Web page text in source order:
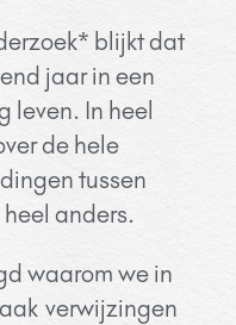
blijkt dat
jaar in een
leven. In heel
de hele
tussen
heel anders.
waarom we in
verwijzingen